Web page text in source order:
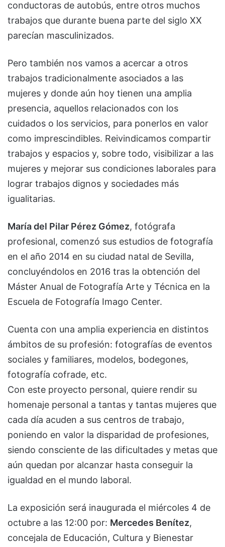
conductoras de autobús, entre otros muchos
trabajos que durante buena parte del siglo XX
parecían masculinizados.
Pero también nos vamos a acercar a otros
trabajos tradicionalmente asociados a las
mujeres y donde aún hoy tienen una amplia
presencia, aquellos relacionados con los
cuidados o los servicios, para ponerlos en valor
como imprescindibles. Reivindicamos compartir
trabajos y espacios y, sobre todo, visibilizar a las
mujeres y mejorar sus condiciones laborales para
lograr trabajos dignos y sociedades más
igualitarias.
María del Pilar Pérez Gómez, fotógrafa
profesional, comenzó sus estudios de fotografía
en el año 2014 en su ciudad natal de Sevilla,
concluyéndolos en 2016 tras la obtención del
Máster Anual de Fotografía Arte y Técnica en la
Escuela de Fotografía Imago Center.
Cuenta con una amplia experiencia en distintos
ámbitos de su profesión: fotografías de eventos
sociales y familiares, modelos, bodegones,
fotografía cofrade, etc.
Con este proyecto personal, quiere rendir su
homenaje personal a tantas y tantas mujeres que
cada día acuden a sus centros de trabajo,
poniendo en valor la disparidad de profesiones,
siendo consciente de las dificultades y metas que
aún quedan por alcanzar hasta conseguir la
igualdad en el mundo laboral.
La exposición será inaugurada el miércoles 4 de
octubre a las 12:00 por: Mercedes Benítez,
concejala de Educación, Cultura y Bienestar